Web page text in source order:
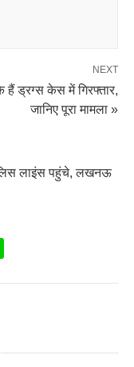
NEXT
ड्रग्स केस में गिरफ्तार,
जानिए पूरा मामला »
लाइंस पहुंचे, लखनऊ